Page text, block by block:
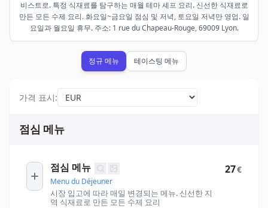
비스트로. 특정 식재료를 탐구하는 매월 테마 셰프 요리. 신선한 식재료로
만든 모든 수제 요리. 화요일~금요일 점심 및 저녁, 토요일 저녁만 영업. 일
요일과 월요일 휴무. 주소: 1 rue du Chapeau-Rouge, 69009 Lyon.
정규 메뉴 테이스팅 메뉴
가격 표시:
점심 메뉴
점심 메뉴
Menu du Déjeuner
시장 입고에 따라 매일 변경되는 메뉴. 신선한 지
역 식재료로 만든 모든 수제 요리
27€